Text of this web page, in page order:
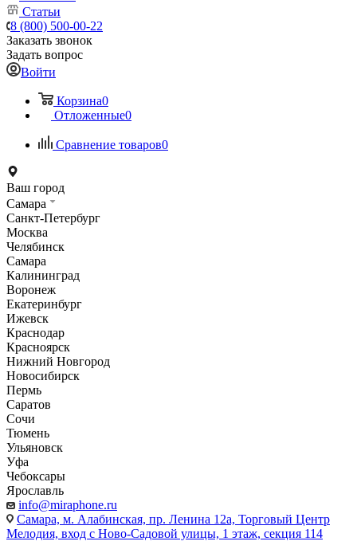
Статьи
8 (800) 500-00-22
Заказать звонок
Задать вопрос
Войти
Корзина0
Отложенные0
Сравнение товаров0
Ваш город
Самара
Санкт-Петербург
Москва
Челябинск
Самара
Калининград
Воронеж
Екатеринбург
Ижевск
Краснодар
Красноярск
Нижний Новгород
Новосибирск
Пермь
Саратов
Сочи
Тюмень
Ульяновск
Уфа
Чебоксары
Ярославль
info@miraphone.ru
Самара, м. Алабинская, пр. Ленина 12а, Торговый Центр
Мелодия, вход с Ново-Садовой улицы, 1 этаж, секция 114